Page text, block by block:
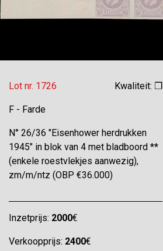
Lot nr. 1726 Kwaliteit: ❒
F - Farde
N° 26/36 "Eisenhower herdrukken
1945" in blok van 4 met bladboord **
(enkele roestvlekjes aanwezig),
zm/m/ntz (OBP €36.000)
Inzetprijs: 2000€
Verkoopprijs: 2400€